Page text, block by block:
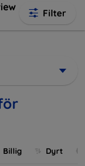
Filter
Billig Dyrt